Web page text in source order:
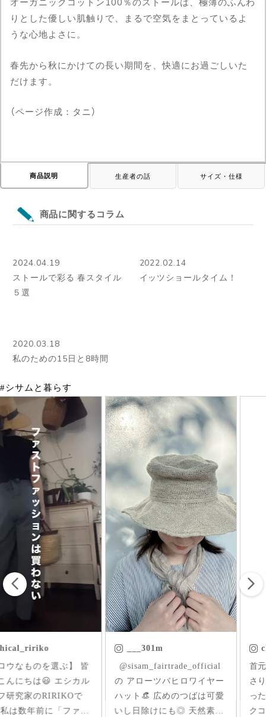
りとした優しい肌触りで、まるで空気をまとっているよ
うな心地よさに。
春先から秋にかけての長い期間を、快適にお過ごしいた
だけます。
（ページ作成：タニ）
商品説明 生産者の話 サイズ・仕様
商品に関するコラム
2024.04.19
ストールで彩る 春スタイル
５選
2022.02.14
イッツショールタイム！
2020.03.18
私のための15日と8時間
#シサムと暮らす
___301m
ㅤㅤㅤ @sisam_fairtrade_official
の アローツバヒロワイヤー
ハット👒 広めのつばは可愛
いし日除けにも◎ 天然素材
chica.chikako
首元にはいった草花刺繍が
さりげなくアクセントにな
ったインド産のオーガニッ
クコットンのブラウス✨ 軽